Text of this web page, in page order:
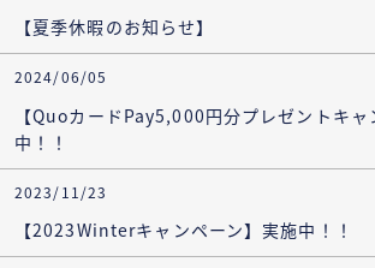
【夏季休暇のお知らせ】
2024/06/05
【QuoカードPay5,000円分プレゼントキ
中！！
2023/11/23
【2023Winterキャンペーン】実施中！！